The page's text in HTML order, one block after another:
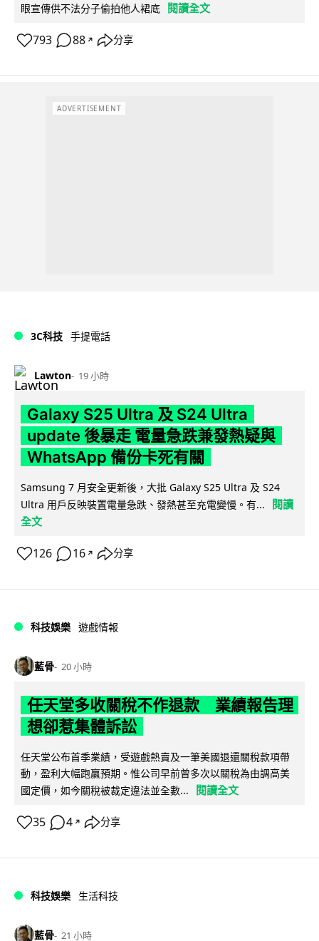
眼宣傳供不法分子偷拍他人裙底
閱讀全文
793 88 ↗ 分享
ADVERTISEMENT
3C科技 手提電話
Lawton 19 小時
Galaxy S25 Ultra 及 S24 Ultra
update 後暴走 電量急跌兼發熱疑與
WhatsApp 備份卡死有關
Samsung 7 月安全更新後，大批 Galaxy S25 Ultra 及 S24
Ultra 用戶反映裝置電量急跌、發熱甚至充電變慢。有...
閱讀
全文
126 16 ↗ 分享
科技娛樂 遊戲情報
藍骨 20 小時
任天堂多收關稅不作退款 業績報告理
想卻惹集體訴訟
任天堂公布首季業績，受遊戲熱賣及一筆美國退還關稅款項帶
動，盈利大幅跑贏預期。惟公司早前曾多次以關稅為由調高美
國定價，如今關稅被裁定違法並全數...
閱讀全文
35 4 ↗ 分享
科技娛樂 生活科技
藍骨 21 小時